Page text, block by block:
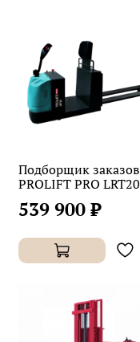
Подборщик заказов
PROLIFT PRO LRT20
539 900 ₽